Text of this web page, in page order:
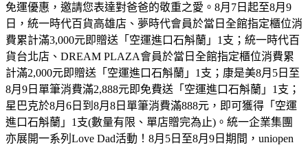
免運優惠，邀請您表達對爸爸的敬重之愛。8月7日起至8月9
日，統一時代百貨高雄店、夢時代會員於當日全館指定櫃位消
費累計滿3,000元即贈送「空運進口石斛蘭」1支；統一時代百
貨台北店、DREAM PLAZA會員於當日全館指定櫃位消費累
計滿2,000元即贈送「空運進口石斛蘭」1支；康是美8月5日至
8月9日單筆消費滿2,888元即免費送「空運進口石斛蘭」1支；
星巴克於8月6日到8月8日單筆消費滿888元，即可獲得「空運
進口石斛蘭」1支(數量有限、單店贈完為止)。統一企業集團
亦展開一系列Love Dad活動！8月5日至8月9日期間，uniopen